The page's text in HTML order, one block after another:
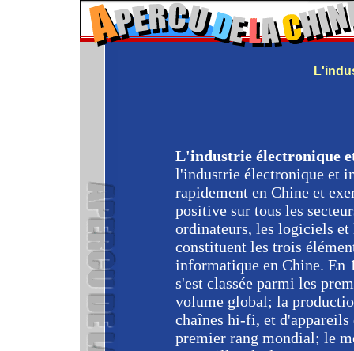
L'industrie électronique
l'industrie électronique et
rapidement en Chine et
positive sur tous les
ordinateurs, les logiciels
constituent les trois
informatique en Chine.
s'est classée parmi les
volume global; la
chaînes hi-fi, et d'appareils
premier rang mondial; le